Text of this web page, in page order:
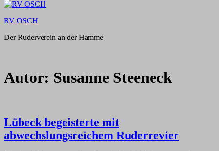
RV OSCH
Der Ruderverein an der Hamme
Autor: Susanne Steeneck
Lübeck begeisterte mit
abwechslungsreichem Ruderrevier